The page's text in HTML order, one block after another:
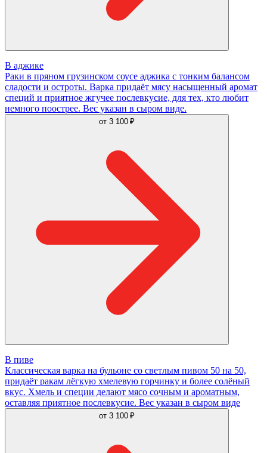
В аджике
Раки в пряном грузинском соусе аджика с тонким балансом
сладости и остроты. Варка придаёт мясу насыщенный аромат
специй и приятное жгучее послевкусие, для тех, кто любит
немного поострее. Вес указан в сыром виде.
от 3 100 ₽
В пиве
Классическая варка на бульоне со светлым пивом 50 на 50,
придаёт ракам лёгкую хмелевую горчинку и более солёный
вкус. Хмель и специи делают мясо сочным и ароматным,
оставляя приятное послевкусие. Вес указан в сыром виде
от 3 100 ₽